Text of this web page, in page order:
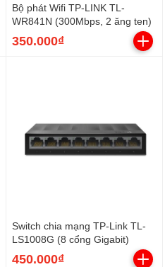
Bộ phát Wifi TP-LINK TL-
WR841N (300Mbps, 2 ăng ten)
350.000₫
Switch chia mạng TP-Link TL-
LS1008G (8 cổng Gigabit)
450.000₫